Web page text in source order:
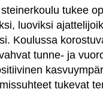
tukee
luoviksi
Koulussa
tunne- ja
tukevat